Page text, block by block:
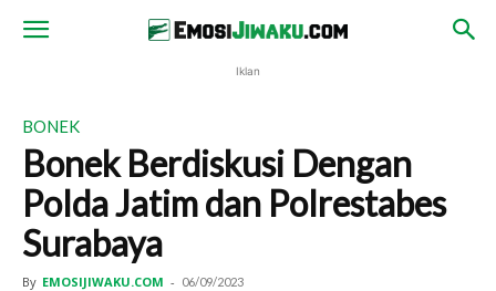
Iklan
BONEK
Bonek Berdiskusi Dengan
Polda Jatim dan Polrestabes
Surabaya
By EMOSIJIWAKU.COM - 06/09/2023